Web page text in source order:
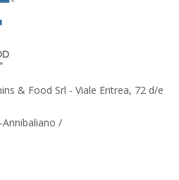
& Food Srl - Viale Eritrea, 72 d/e
Annibaliano /